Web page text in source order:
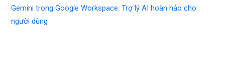
Gemini trong Google Workspace: Trợ lý AI hoàn hảo cho
người dùng